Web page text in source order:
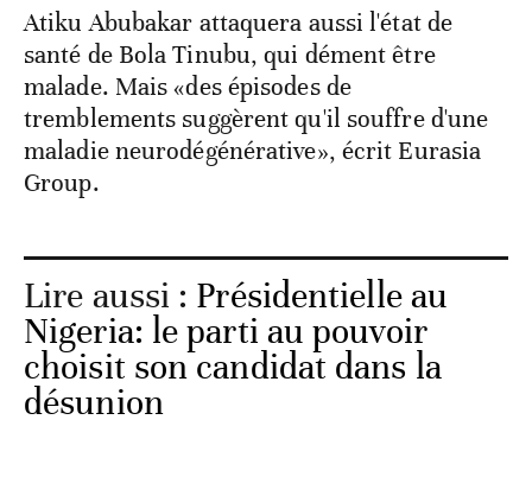
Atiku Abubakar attaquera aussi l'état de
santé de Bola Tinubu, qui dément être
malade. Mais «des épisodes de
tremblements suggèrent qu'il souffre d'une
maladie neurodégénérative», écrit Eurasia
Group.
Lire aussi : Présidentielle au
Nigeria: le parti au pouvoir
choisit son candidat dans la
désunion